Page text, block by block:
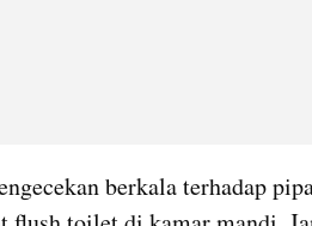
berkala terhadap